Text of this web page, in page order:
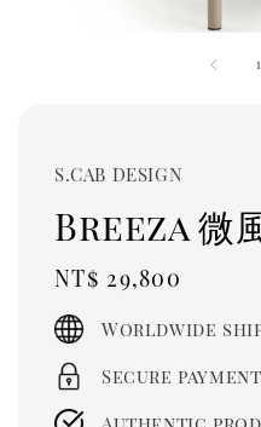
1
S.CAB DESIGN
Breeza 微
Regular
price
NT$ 29,800
Worldwide
Secure